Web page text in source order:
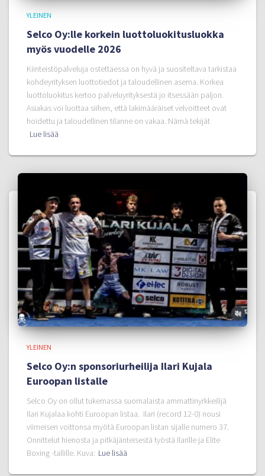
YLEINEN
Selco Oy:lle korkein luottoluokitusluokka
myös vuodelle 2026
Kiinteistöpalveluja ostettaessa on hyvä ja suositeltava tarkistaa
kohdeyrityksen luottotiedot ja taloudellinen asema. Korkea
luottoluokitus kertoo palveluyrityksestä jo itsessään paljon.
Asiakas voi luottaa siihen, että lakimääräiset velvoitteet ovat
hoidettu ja taloudellinen tilanne on vakaa. Nämä tekijät
Lue lisää
YLEINEN
Selco Oy:n sponsoriurheilija Ilari Kujala
Euroopan listalle
Selco Oy on ollut tukemassa suomalaista ammattinyrkkeilijä
Ilari Kujalaa kohti Euroopan listaa. Ilari (record 12-0) nousi
viimeisen voittonsa myötä Euroopan listan sijalle numero 37.
Onnittelut hienosta ja pitkäjänteisestä työstä Ilarille ja Elite
Boxing -tallille. Kuva: Lue lisää